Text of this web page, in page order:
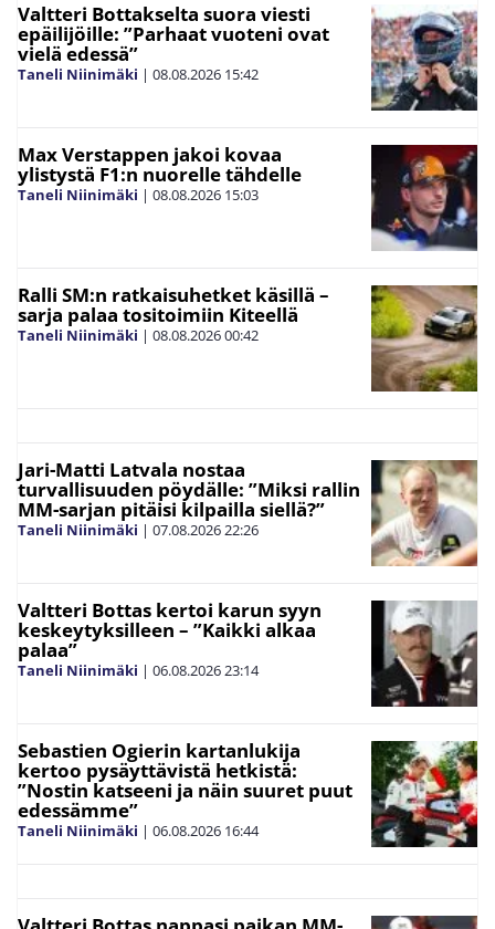
Valtteri Bottakselta suora viesti
epäilijöille: ”Parhaat vuoteni ovat
vielä edessä”
Taneli Niinimäki | 08.08.2026 15:42
Max Verstappen jakoi kovaa
ylistystä F1:n nuorelle tähdelle
Taneli Niinimäki | 08.08.2026 15:03
Ralli SM:n ratkaisuhetket käsillä –
sarja palaa tositoimiin Kiteellä
Taneli Niinimäki | 08.08.202600:42
Jari-Matti Latvala nostaa
turvallisuuden pöydälle: ”Miksi rallin
MM-sarjan pitäisi kilpailla siellä?”
Taneli Niinimäki | 07.08.202622:26
Valtteri Bottas kertoi karun syyn
keskeytyksilleen – ”Kaikki alkaa
palaa”
Taneli Niinimäki | 06.08.202623:14
Sebastien Ogierin kartanlukija
kertoo pysäyttävistä hetkistä:
”Nostin katseeni ja näin suuret puut
edessämme”
Taneli Niinimäki | 06.08.2026 16:44